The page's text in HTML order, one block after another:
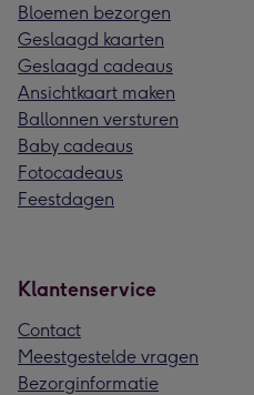
Bloemen bezorgen
Geslaagd kaarten
Geslaagd cadeaus
Ansichtkaart maken
Ballonnen versturen
Baby cadeaus
Fotocadeaus
Feestdagen
Klantenservice
Contact
Meestgestelde vragen
Bezorginformatie